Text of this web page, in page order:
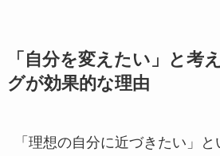
「自分を変えたい」と考
グが効果的な理由
「理想の自分に近づきたい」